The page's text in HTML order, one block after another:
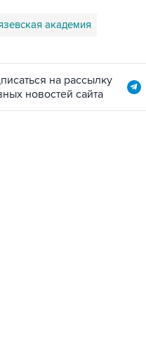
академия
на рассылку
новостей сайта